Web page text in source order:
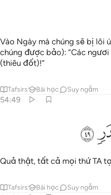
Vào Ngày mà chúng sẽ bị lôi
chúng được bảo): “Các
(thiêu đốt)!”
Tafsirs Bài học Suy ngẫm
54:49
ﳠ
Quả thật, tất cả mọi thứ TA
Tafsirs Bài học Suy ngẫm